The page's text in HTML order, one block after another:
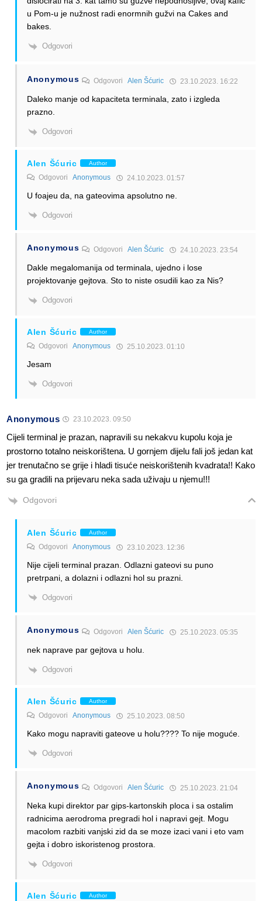
u Pom-u je nužnost radi enormnih gužvi na Cakes and
bakes.
Odgovori
Anonymous OdgovoriAlen Šćuric 23.10.2023. 16:22
Daleko manje od kapaciteta terminala, zato i izgleda
prazno.
Odgovori
Alen Šćuric Author
Odgovori Anonymous 24.10.2023. 01:57
U foajeu da, na gateovima apsolutno ne.
Odgovori
Anonymous OdgovoriAlen Šćuric 24.10.2023. 23:54
Dakle megalomanija od terminala, ujedno i lose
projektovanje gejtova. Sto to niste osudili kao za Nis?
Odgovori
Alen Šćuric Author
Odgovori Anonymous 25.10.2023. 01:10
Jesam
Odgovori
Anonymous 23.10.2023. 09:50
Cijeli terminal je prazan, napravili su nekakvu kupolu koja je
prostorno totalno neiskorištena. U gornjem dijelu fali još jedan kat
jer trenutačno se grije i hladi tisuće neiskorištenih kvadrata!! Kako
su ga gradili na prijevaru neka sada uživaju u njemu!!!
Odgovori
Alen Šćuric Author
Odgovori Anonymous 23.10.2023. 12:36
Nije cijeli terminal prazan. Odlazni gateovi su puno
pretrpani, a dolazni i odlazni hol su prazni.
Odgovori
Anonymous OdgovoriAlen Šćuric 25.10.2023. 05:35
nek naprave par gejtova u holu.
Odgovori
Alen Šćuric Author
Odgovori Anonymous 25.10.2023. 08:50
Kako mogu napraviti gateove u holu???? To nije moguće.
Odgovori
Anonymous OdgovoriAlen Šćuric 25.10.2023. 21:04
Neka kupi direktor par gips-kartonskih ploca i sa ostalim
radnicima aerodroma pregradi hol i napravi gejt. Mogu
macolom razbiti vanjski zid da se moze izaci vani i eto vam
gejta i dobro iskoristenog prostora.
Odgovori
Alen Šćuric Author